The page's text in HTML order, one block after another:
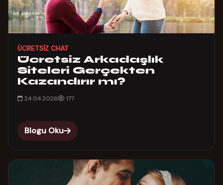
ÜCRETSIZ CHAT
Ücretsiz Arkadaşlık
Siteleri Gerçekten
Kazandırır mı?
24.04.2026 177
Blogu Oku